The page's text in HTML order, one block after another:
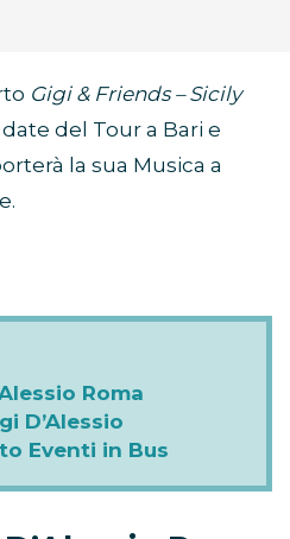
Gigi & Friends – Sicily
del Tour a Bari e
la sua Musica a
Roma
D’Alessio
Eventi in Bus